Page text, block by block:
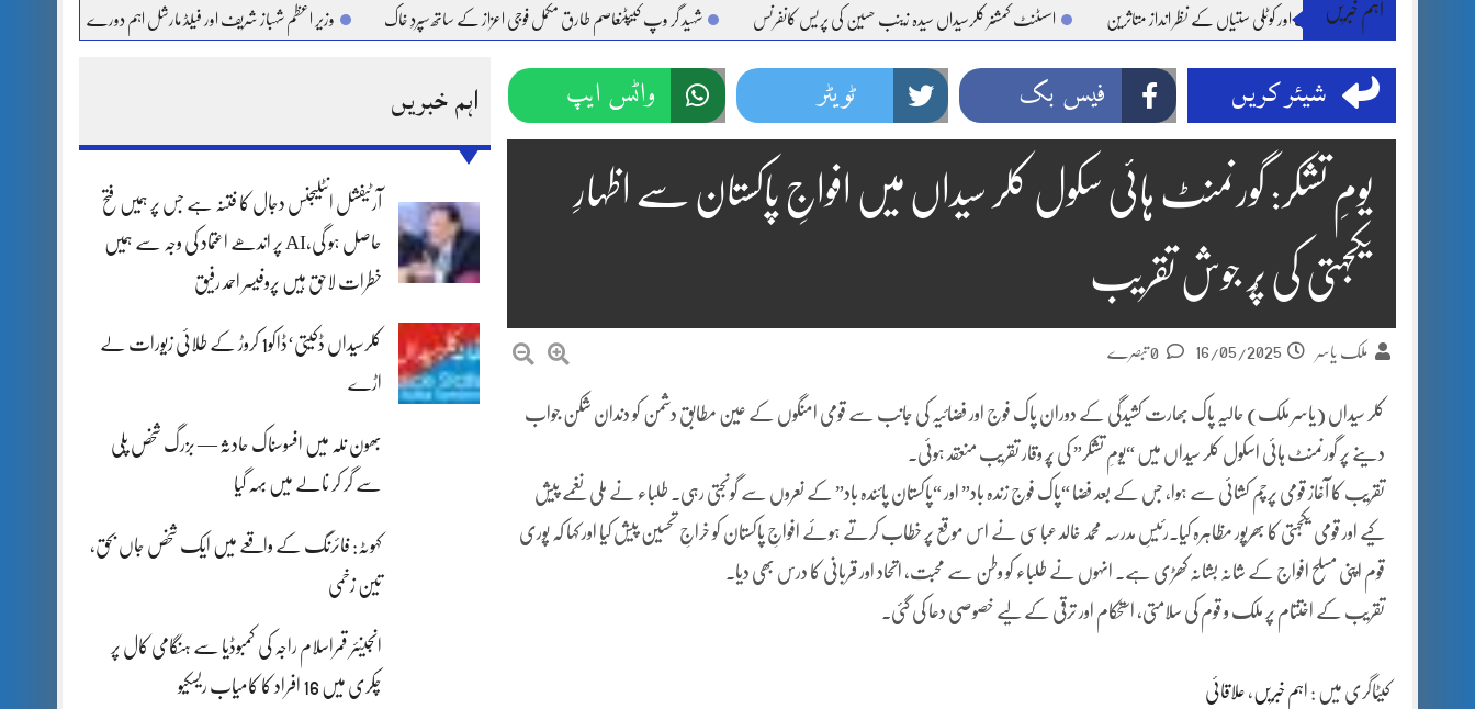
اہم خبریں
بارشیں، لینڈ سلائیڈنگ اور کوٹلی ستیاں کے نظر انداز متاثرین اسسٹنٹ کمشنر کلرسیداں سیدہ زینب حسین کی پریس کانفرنس شہید گر وپ کیپٹنعاصم طارق مکمل فوجی اعزاز کے ساتھ سپردِ خاک وزیر اعظم شہباز شریف اور فیلڈ مارشل اہم دورے پر سعودی عرب روانہ
اہم خبریں
آرٹیفشل انٹلیجنس دجال کا فتنہ ہے جس پر ہمیں فتح
حاصل ہو گی،AI پر اندھے اعتماد کی وجہ سے ہمیں
خطرات لاحق ہیں پروفیسر احمد رفیق
کلرسیداں ڈکیتی‘ڈاکو1 کروڑ کے طلائی زیورات لے
اڑے
بھون نلہ میں افسوسناک حادثہ — بزرگ شخص پلی
سے گر کر نالے میں بہہ گیا
کہوٹہ: فائرنگ کے واقعے میں ایک شخص جاں بحق،
تین زخمی
انجینئر قمراسلام راجہ کی کمبوڈیا سے ہنگامی کال پر
چکری میں 16 افراد کا کامیاب ریسکیو
شیئر کریں فیس بک ٹویٹر واٹس ایپ
یومِ تشکر: گورنمنٹ ہائی سکول کلر سیداں میں افواجِ پاکستان سے اظہارِ
یکجہتی کی پُر جوش تقریب
ملک یاسر 16/05/2025
کلر سیداں (یاسر ملک) حالیہ پاک بھارت کشیدگی کے دوران پاک فوج اور فضائیہ کی جانب سے قومی امنگوں کے عین مطابق دشمن کو دندان شکن جواب
دینے پر گورنمنٹ ہائی اسکول کلر سیداں میں “یومِ تشکر” کی پُر وقار تقریب منعقد ہوئی۔
تقریب کا آغاز قومی پرچم کشائی سے ہوا، جس کے بعد فضا “پاک فوج زندہ باد” اور “پاکستان پائندہ باد” کے نعروں سے گونجتی رہی۔ طلباء نے ملی نغمے پیش
کیے اور قومی یکجہتی کا بھرپور مظاہرہ کیا۔رئیسِ مدرسہ محمد خالد عباسی نے اس موقع پر خطاب کرتے ہوئے افواجِ پاکستان کو خراجِ تحسین پیش کیا اور کہا کہ پوری
قوم اپنی مسلح افواج کے شانہ بشانہ کھڑی ہے۔ انہوں نے طلباء کو وطن سے محبت، اتحاد اور قربانی کا درس بھی دیا۔
تقریب کے اختتام پر ملک و قوم کی سلامتی، استحکام اور ترقی کے لیے خصوصی دعا کی گئی۔
کیٹاگری میں : اہم خبریں ، علاقائی